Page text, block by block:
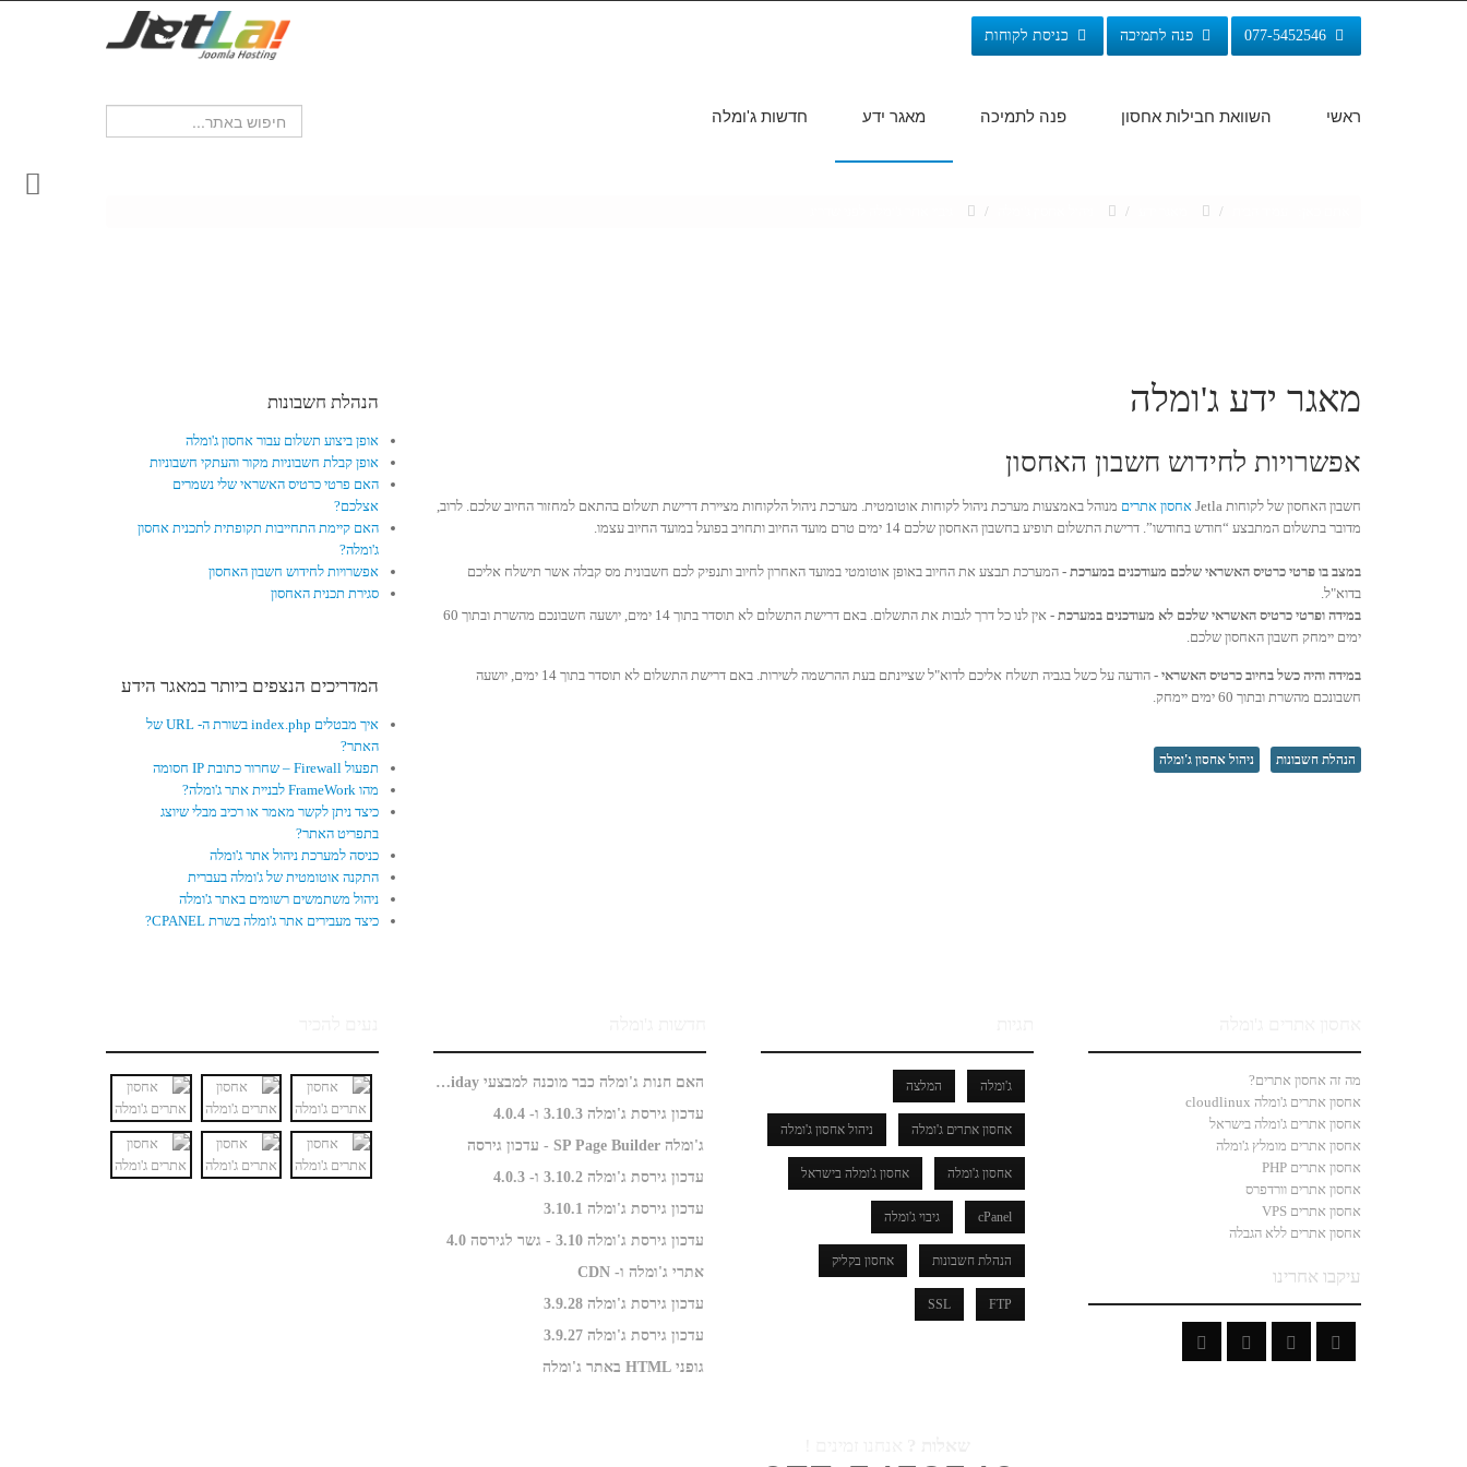
פנה לתמיכה כניסת לקוחות
ראשי השוואת חבילות אחסון פנה לתמיכה מאגר ידע חדשות ג'ומלה
/
/
/
מאגר ידע ג'ומלה
אפשרויות לחידוש חשבון האחסון
חשבון האחסון של לקוחות Jetla אחסון אתרים מנוהל באמצעות מערכת ניהול לקוחות אוטומטית. מערכת ניהול הלקוחות מציירת דרישת תשלום בהתאם למחזור החיוב שלכם. לרוב,
מדובר בתשלום המתבצע “חודש בחודשו”. דרישת התשלום תופיע בחשבון האחסון שלכם 14 ימים טרם מועד החיוב ותחויב בפועל במועד החיוב עצמו.
במצב בו פרטי כרטיס האשראי שלכם מעודכנים במערכת - המערכת תבצע את החיוב באופן אוטומטי במועד האחרון לחיוב ותנפיק לכם חשבונית מס קבלה אשר תישלח אליכם
בדוא"ל.
במידה ופרטי כרטיס האשראי שלכם לא מעודכנים במערכת -
אין לנו כל דרך לגבות את התשלום. באם דרישת התשלום לא תוסדר בתוך 14 ימים, יושעה חשבונכם מהשרת ובתוך 60
ימים יימחק חשבון האחסון שלכם.
במידה והיה כשל בחיוב כרטיס האשראי -
הודעה על כשל בגביה תשלח אליכם לדוא"ל שציינתם בעת ההרשמה לשירות. באם דרישת התשלום לא תוסדר בתוך 14 ימים, יושעה
חשבונכם מהשרת ובתוך 60 ימים יימחק.
הנהלת חשבונות ניהול אחסון ג'ומלה
הנהלת חשבונות
אופן ביצוע תשלום עבור אחסון ג'ומלה
אופן קבלת חשבוניות מקור והעתקי חשבוניות
האם פרטי כרטיס האשראי שלי נשמרים
אצלכם?
האם קיימת התחייבות תקופתית לתכנית אחסון
ג'ומלה?
אפשרויות לחידוש חשבון האחסון
סגירת תכנית האחסון
המדריכים הנצפים ביותר במאגר הידע
איך מבטלים index.php בשורת ה- URL של
האתר?
תפעול Firewall – שחרור כתובת IP חסומה
מהו FrameWork לבניית אתר ג'ומלה?
כיצד ניתן לקשר מאמר או רכיב מבלי שיוצג
בתפריט האתר?
כניסה למערכת ניהול אתר ג'ומלה
התקנה אוטומטית של ג'ומלה בעברית
ניהול משתמשים רשומים באתר ג'ומלה
כיצד מעבירים אתר ג'ומלה בשרת CPANEL?
האם חנות ג'ומלה כבר מוכנה למבצעי Black Friday?
עדכון גירסת ג'ומלה 3.10.3 ו- 4.0.4
ג'ומלה SP Page Builder - עדכון גירסה
עדכון גירסת ג'ומלה 3.10.2 ו- 4.0.3
עדכון גירסת ג'ומלה 3.10.1
עדכון גירסת ג'ומלה 3.10 - גשר לגירסה 4.0
אתרי ג'ומלה ו- CDN
עדכון גירסת ג'ומלה 3.9.28
עדכון גירסת ג'ומלה 3.9.27
גופני HTML באתר ג'ומלה
ג'ומלה המלצה
אחסון אתרים ג'ומלה ניהול אחסון ג'ומלה
אחסון ג'ומלה אחסון ג'ומלה בישראל
cPanel גיבוי ג'ומלה
הנהלת חשבונות אחסון בקליק
FTP
SSL
מה זה אחסון אתרים?
אחסון אתרים ג'ומלה cloudlinux
אחסון אתרים ג'ומלה בישראל
אחסון אתרים מומלץ ג'ומלה
אחסון אתרים PHP
אחסון אתרים וורדפרס
אחסון אתרים VPS
אחסון אתרים ללא הגבלה
עיקבו אחרינו